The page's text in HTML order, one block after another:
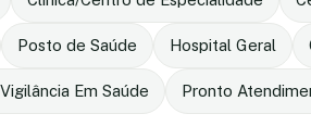
Posto de Saúde Hospital Geral
Em Saúde Pronto